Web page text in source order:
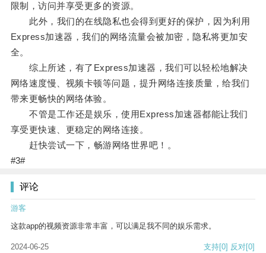
限制，访问并享受更多的资源。
此外，我们的在线隐私也会得到更好的保护，因为利用
Express加速器，我们的网络流量会被加密，隐私将更加安
全。
综上所述，有了Express加速器，我们可以轻松地解决
网络速度慢、视频卡顿等问题，提升网络连接质量，给我们
带来更畅快的网络体验。
不管是工作还是娱乐，使用Express加速器都能让我们
享受更快速、更稳定的网络连接。
赶快尝试一下，畅游网络世界吧！。
#3#
评论
游客
这款app的视频资源非常丰富，可以满足我不同的娱乐需求。
2024-06-25 支持[0] 反对[0]